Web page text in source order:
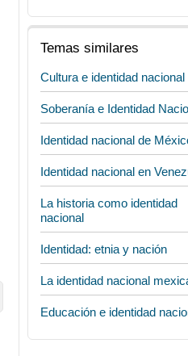
Temas similares
Cultura e identidad nacional
Soberanía e Identidad
Identidad nacional de
Identidad nacional en
La historia como identidad
nacional
Identidad: etnia y nación
La identidad nacional
Educación e identidad